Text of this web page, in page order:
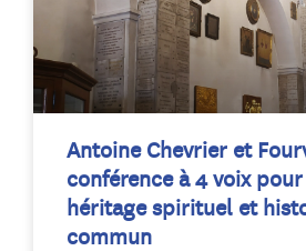
Antoine Chevrier et
conférence à 4 voix
héritage spirituel et
commun